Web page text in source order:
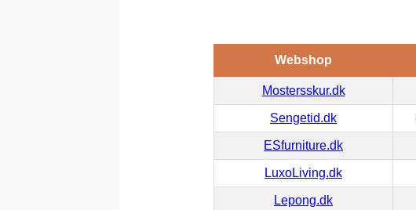
Webshop
Mostersskur.dk
Sengetid.dk
ESfurniture.dk
LuxoLiving.dk
Lepong.dk